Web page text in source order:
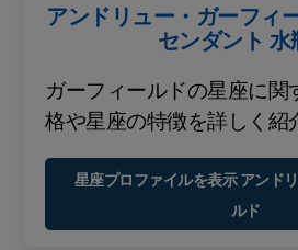
アンドリュー・ガーフィ
センダント 水
ガーフィールドの星座に関
格や星座の特徴を詳しく紹
星座プロファイルを表示 アンド
ルド